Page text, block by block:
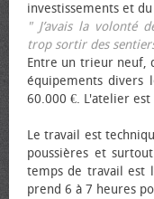
investissements et
" J’avais la volonté
trop sortir des
Entre un trieur neuf,
équipements divers
60.000 €. L'atelier
Le travail est
poussières et
temps de travail est
prend 6 à 7 heures